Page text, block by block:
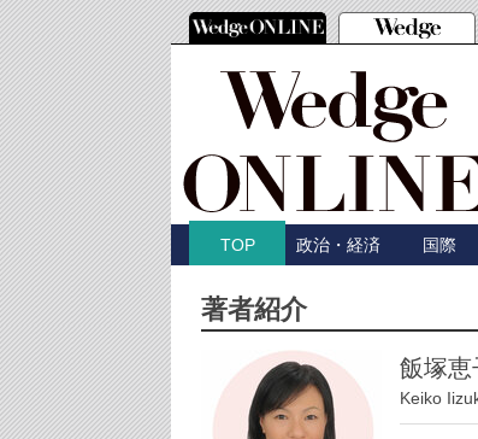
TOP 政治・経済 国際
著者紹介
飯塚恵
Keiko